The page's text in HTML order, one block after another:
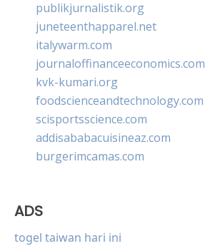
publikjurnalistik.org
juneteenthapparel.net
italywarm.com
journaloffinanceeconomics.com
kvk-kumari.org
foodscienceandtechnology.com
scisportsscience.com
addisababacuisineaz.com
burgerimcamas.com
ADS
togel taiwan hari ini